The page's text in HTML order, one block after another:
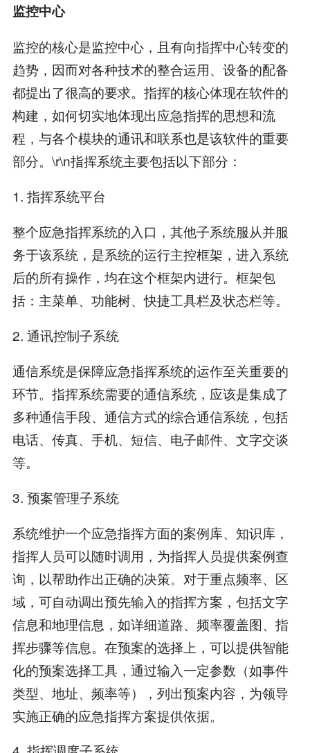
监控中心
监控的核心是监控中心，且有向指挥中心转变的
趋势，因而对各种技术的整合运用、设备的配备
都提出了很高的要求。指挥的核心体现在软件的
构建，如何切实地体现出应急指挥的思想和流
程，与各个模块的通讯和联系也是该软件的重要
部分。\r\n指挥系统主要包括以下部分：
1. 指挥系统平台
整个应急指挥系统的入口，其他子系统服从并服
务于该系统，是系统的运行主控框架，进入系统
后的所有操作，均在这个框架内进行。框架包
括：主菜单、功能树、快捷工具栏及状态栏等。
2. 通讯控制子系统
通信系统是保障应急指挥系统的运作至关重要的
环节。指挥系统需要的通信系统，应该是集成了
多种通信手段、通信方式的综合通信系统，包括
电话、传真、手机、短信、电子邮件、文字交谈
等。
3. 预案管理子系统
系统维护一个应急指挥方面的案例库、知识库，
指挥人员可以随时调用，为指挥人员提供案例查
询，以帮助作出正确的决策。对于重点频率、区
域，可自动调出预先输入的指挥方案，包括文字
信息和地理信息，如详细道路、频率覆盖图、指
挥步骤等信息。在预案的选择上，可以提供智能
化的预案选择工具，通过输入一定参数（如事件
类型、地址、频率等），列出预案内容，为领导
实施正确的应急指挥方案提供依据。